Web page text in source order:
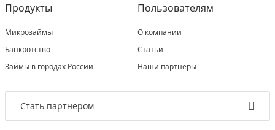
Продукты
Микрозаймы
Банкротство
Займы в городах России
Пользователям
О компании
Статьи
Наши партнеры
Стать партнером